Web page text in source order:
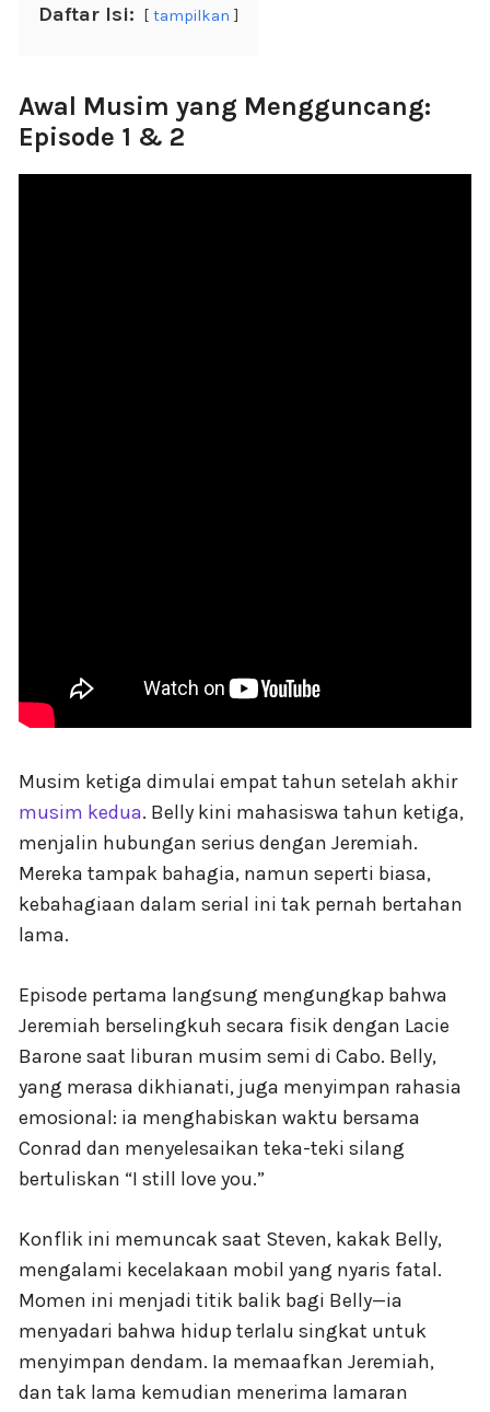
Daftar Isi: tampilkan
Awal Musim yang Mengguncang:
Episode 1 & 2
Musim ketiga dimulai empat tahun setelah akhir
musim kedua. Belly kini mahasiswa tahun ketiga,
menjalin hubungan serius dengan Jeremiah.
Mereka tampak bahagia, namun seperti biasa,
kebahagiaan dalam serial ini tak pernah bertahan
lama.
Episode pertama langsung mengungkap bahwa
Jeremiah berselingkuh secara fisik dengan Lacie
Barone saat liburan musim semi di Cabo. Belly,
yang merasa dikhianati, juga menyimpan rahasia
emosional: ia menghabiskan waktu bersama
Conrad dan menyelesaikan teka-teki silang
bertuliskan “I still love you.”
Konflik ini memuncak saat Steven, kakak Belly,
mengalami kecelakaan mobil yang nyaris fatal.
Momen ini menjadi titik balik bagi Belly—ia
menyadari bahwa hidup terlalu singkat untuk
menyimpan dendam. Ia memaafkan Jeremiah,
dan tak lama kemudian menerima lamaran